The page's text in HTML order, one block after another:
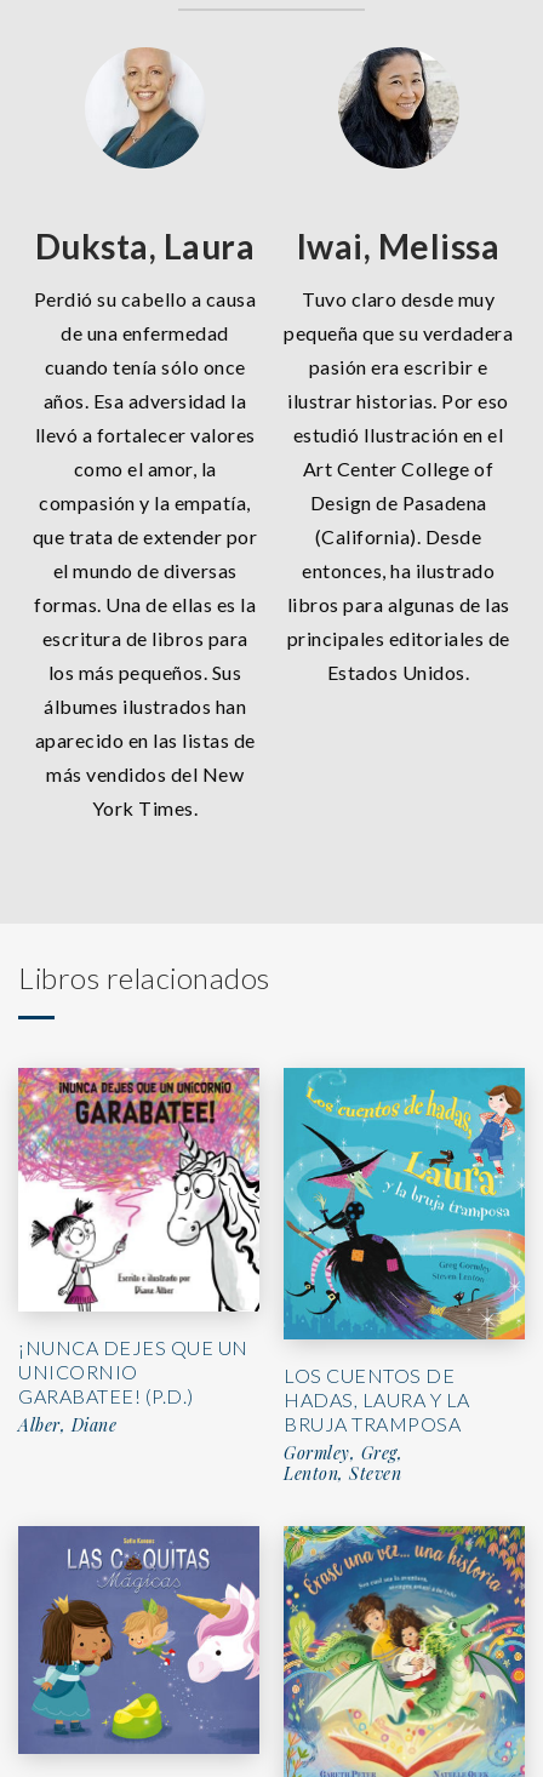
Duksta, Laura
Perdió su cabello a causa
de una enfermedad
cuando tenía sólo once
años. Esa adversidad la
llevó a fortalecer valores
como el amor, la
compasión y la empatía,
que trata de extender por
el mundo de diversas
formas. Una de ellas es la
escritura de libros para
los más pequeños. Sus
álbumes ilustrados han
aparecido en las listas de
más vendidos del New
York Times.
Iwai, Melissa
Tuvo claro desde muy
pequeña que su verdadera
pasión era escribir e
ilustrar historias. Por eso
estudió Ilustración en el
Art Center College of
Design de Pasadena
(California). Desde
entonces, ha ilustrado
libros para algunas de las
principales editoriales de
Estados Unidos.
Libros relacionados
¡NUNCA DEJES QUE UN
UNICORNIO
GARABATEE! (P.D.)
Alber, Diane
LOS CUENTOS DE
HADAS, LAURA Y LA
BRUJA TRAMPOSA
Gormley, Greg,
Lenton, Steven